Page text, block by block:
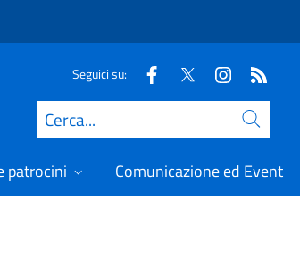
Seguici su:
Cerca
patrocini Comunicazione ed Eventi